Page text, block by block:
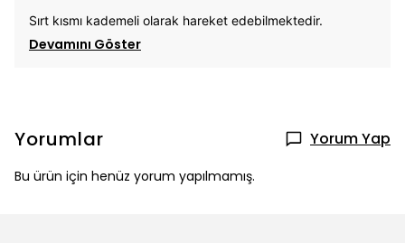
Sırt kısmı kademeli olarak hareket edebilmektedir.
Devamını Göster
Yorumlar Yorum Yap
Bu ürün için henüz yorum yapılmamış.